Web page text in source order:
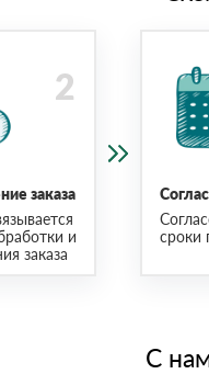
заказа
и
заказа
сроки
С